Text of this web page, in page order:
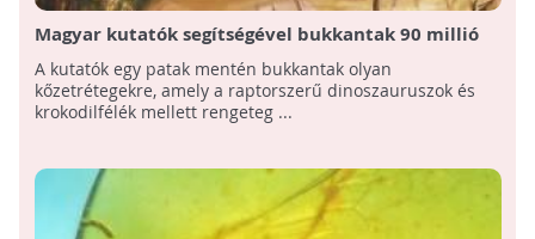
Magyar kutatók segítségével bukkantak 90 millió
éves őslények lelőhelyére Ausztriában
A kutatók egy patak mentén bukkantak olyan
kőzetrétegekre, amely a raptorszerű dinoszauruszok és
krokodilfélék mellett rengeteg ...